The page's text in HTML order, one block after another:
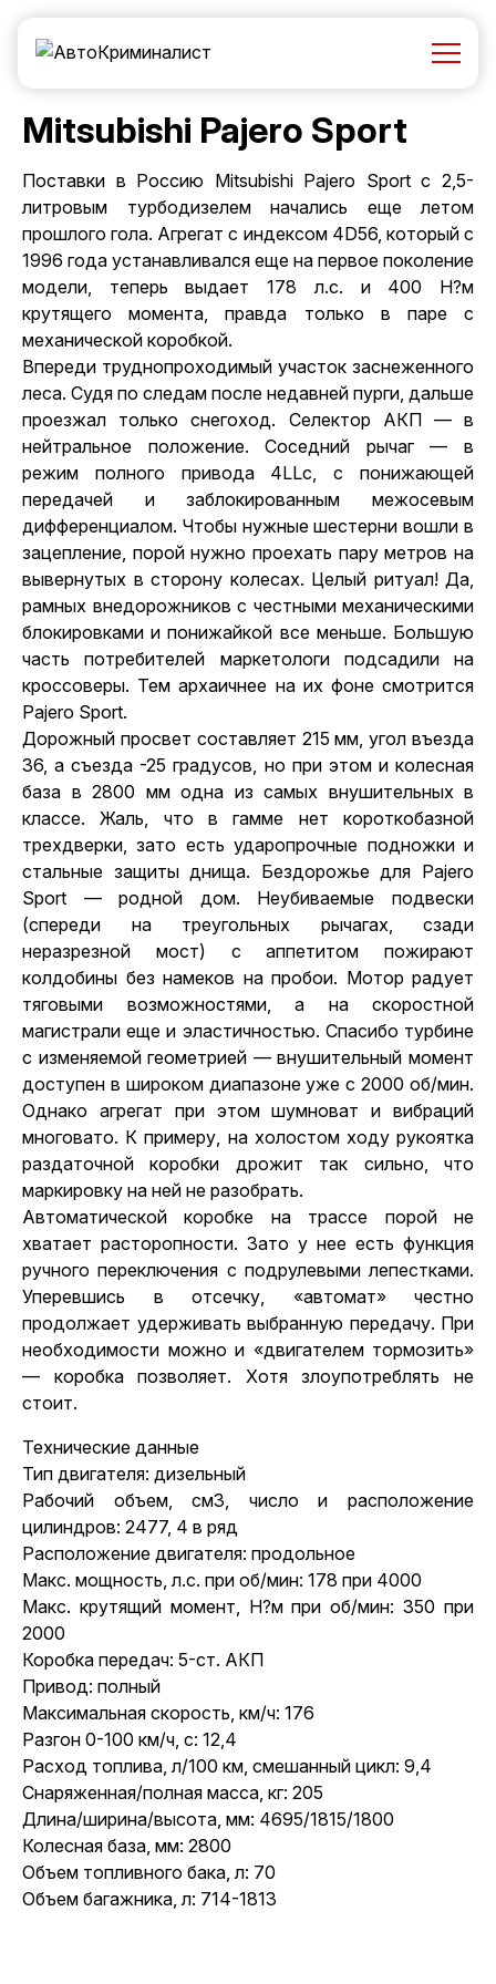
Mitsubishi Pajero Sport
Поставки в Россию Mitsubishi Pajero Sport с 2,5-
литровым турбодизелем начались еще летом
прошлого гола. Агрегат с индексом 4D56, который с
1996 года устанавливался еще на первое поколение
модели, теперь выдает 178 л.с. и 400 Н?м
крутящего момента, правда только в паре с
механической коробкой.
Впереди труднопроходимый участок заснеженного
леса. Судя по следам после недавней пурги, дальше
проезжал только снегоход. Селектор АКП — в
нейтральное положение. Соседний рычаг — в
режим полного привода 4LLc, с понижающей
передачей и заблокированным межосевым
дифференциалом. Чтобы нужные шестерни вошли в
зацепление, порой нужно проехать пару метров на
вывернутых в сторону колесах. Целый ритуал! Да,
рамных внедорожников с честными механическими
блокировками и понижайкой все меньше. Большую
часть потребителей маркетологи подсадили на
кроссоверы. Тем архаичнее на их фоне смотрится
Pajero Sport.
Дорожный просвет составляет 215 мм, угол въезда
36, а съезда -25 градусов, но при этом и колесная
база в 2800 мм одна из самых внушительных в
классе. Жаль, что в гамме нет короткобазной
трехдверки, зато есть ударопрочные подножки и
стальные защиты днища. Бездорожье для Pajero
Sport — родной дом. Неубиваемые подвески
(спереди на треугольных рычагах, сзади
неразрезной мост) с аппетитом пожирают
колдобины без намеков на пробои. Мотор радует
тяговыми возможностями, а на скоростной
магистрали еще и эластичностью. Спасибо турбине
с изменяемой геометрией — внушительный момент
доступен в широком диапазоне уже с 2000 об/мин.
Однако агрегат при этом шумноват и вибраций
многовато. К примеру, на холостом ходу рукоятка
раздаточной коробки дрожит так сильно, что
маркировку на ней не разобрать.
Автоматической коробке на трассе порой не
хватает расторопности. Зато у нее есть функция
ручного переключения с подрулевыми лепестками.
Уперевшись в отсечку, «автомат» честно
продолжает удерживать выбранную передачу. При
необходимости можно и «двигателем тормозить»
— коробка позволяет. Хотя злоупотреблять не
стоит.
Технические данные
Тип двигателя: дизельный
Рабочий объем, см3, число и расположение
цилиндров: 2477, 4 в ряд
Расположение двигателя: продольное
Макс. мощность, л.с. при об/мин: 178 при 4000
Макс. крутящий момент, Н?м при об/мин: 350 при
2000
Коробка передач: 5-ст. АКП
Привод: полный
Максимальная скорость, км/ч: 176
Разгон 0-100 км/ч, с: 12,4
Расход топлива, л/100 км, смешанный цикл: 9,4
Снаряженная/полная масса, кг: 205
Длина/ширина/высота, мм: 4695/1815/1800
Колесная база, мм: 2800
Объем топливного бака, л: 70
Объем багажника, л: 714-1813